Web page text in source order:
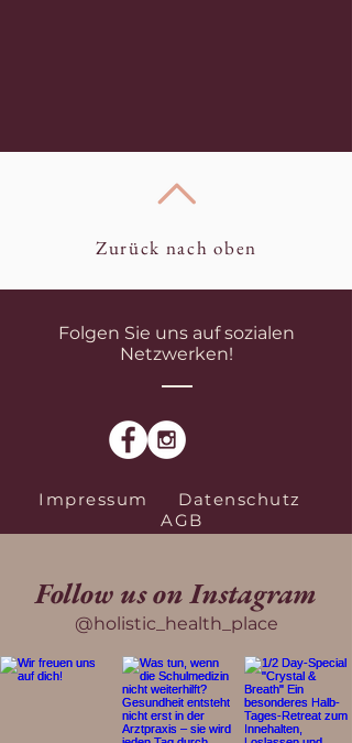
Zurück nach oben
Folgen Sie uns auf sozialen
Netzwerken!
Impressum
Datenschutz
AGB
Follow us on Instagram
@holistic_health_place